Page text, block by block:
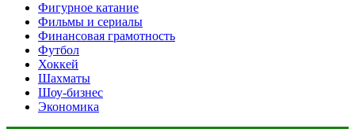
Фигурное катание
Фильмы и сериалы
Финансовая грамотность
Футбол
Хоккей
Шахматы
Шоу-бизнес
Экономика